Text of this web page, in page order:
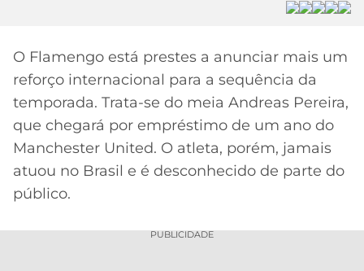
BETBOOM
CÓDIGO
INDICAÇÃO
BET365
CÓDIGO
PALMEIRAS
CORINTHIANS
SÃO
SANTOS
SÉRIE
A
LIBERTADORES
DO
BRASIL
ESPORTIVA
MERCADO
DA
BOLA
PALPITES
O Flamengo está prestes a anunciar mais um
reforço internacional para a sequência da
temporada. Trata-se do meia Andreas Pereira,
que chegará por empréstimo de um ano do
Manchester United. O atleta, porém, jamais
atuou no Brasil e é desconhecido de parte do
público.
PUBLICIDADE